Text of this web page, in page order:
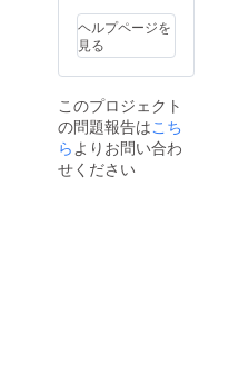
ヘルプページを
見る
このプロジェクト
の問題報告はこち
ら よりお問い合わ
せください